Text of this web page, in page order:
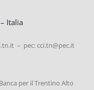
Italia
– pec: cci.tn@pec.it
per il Trentino Alto